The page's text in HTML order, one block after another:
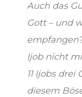
Auch das
Gott – und
Ijob nicht
11 Ijobs
diesem